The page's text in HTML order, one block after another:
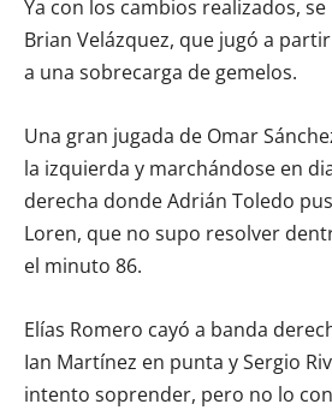
Ya con los cambios realizados,
Brian Velázquez, que jugó a
a una sobrecarga de gemelos.
Una gran jugada de Omar
la izquierda y marchándose en
derecha donde Adrián Toledo
Loren, que no supo resolver
el minuto 86.
Elías Romero cayó a banda
Ian Martínez en punta y Sergio
intento soprender, pero no lo